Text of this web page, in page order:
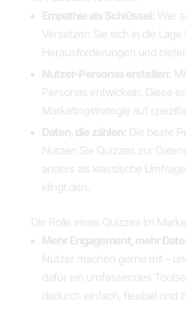
Empathie als Schlüssel: Wer
Versetzen Sie sich in die
Herausforderungen und
Nutzer-Personas erstellen:
Personas entwickeln. Diese
Marketingstrategie auf
Daten, die zählen: Die beste
Nutzen Sie Quizzes zur
anders als klassische
klingt.den.
Die Rolle eines Quizzes im
Mehr Engagement, mehr
Nutzer machen gerne mit –
dafür ein umfassendes
dadurch einfach, flexibel und